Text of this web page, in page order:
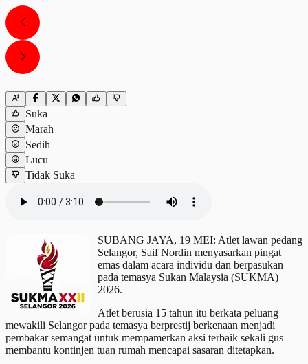
Suka
Marah
Sedih
Lucu
Tidak Suka
SUBANG JAYA, 19 MEI: Atlet lawan pedang
Selangor, Saif Nordin menyasarkan pingat
emas dalam acara individu dan berpasukan
pada temasya Sukan Malaysia (SUKMA)
2026.
Atlet berusia 15 tahun itu berkata peluang
mewakili Selangor pada temasya berprestij berkenaan menjadi
pembakar semangat untuk mempamerkan aksi terbaik sekali gus
membantu kontinjen tuan rumah mencapai sasaran ditetapkan.